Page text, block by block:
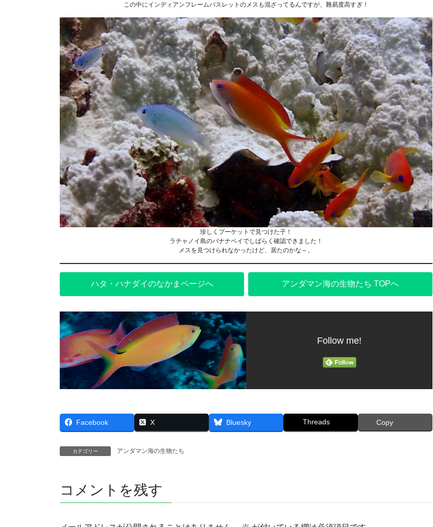
この中にインディアンフレームバスレットのメスも混ざってるんですが、難易度高すぎ！
珍しくプーケットで見つけた子！
ラチャノイ島のバナナベイでしばらく確認できました！
メスを見つけられなかったけど、居たのかな～。
ハタ・ハナダイのなかまページへ アンダマン海の生物たち TOPへ
Follow me!
Facebook X Bluesky Threads Copy
カテゴリー アンダマン海の生物たち
コメントを残す